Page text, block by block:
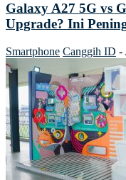
Galaxy A27 5G vs
Upgrade? Ini
Smartphone Canggih ID -